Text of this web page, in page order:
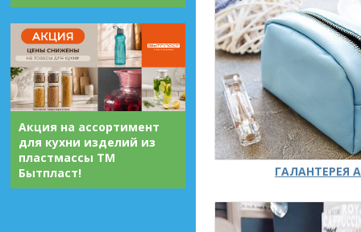
Акция на ассортимент
для кухни изделий из
пластмассы ТМ
Бытпласт!
ГАЛАНТЕРЕЯ